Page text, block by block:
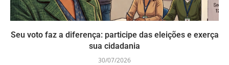
Seu voto faz a diferença: participe das eleições e exerça
sua cidadania
30/07/2026